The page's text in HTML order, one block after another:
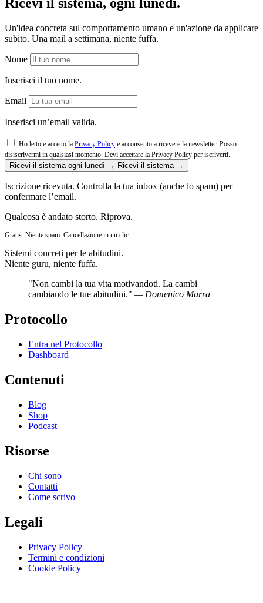
Ricevi il sistema, ogni lunedì.
Un'idea concreta sul comportamento umano e un'azione da applicare
subito. Una mail a settimana, niente fuffa.
Nome
Inserisci il tuo nome.
Email
Inserisci un’email valida.
Ho letto e accetto la Privacy Policy e acconsento a ricevere la newsletter. Posso
disiscrivermi in qualsiasi momento.
Devi accettare la Privacy Policy per iscriverti.
Ricevi il sistema ogni lunedì → Ricevi il sistema →
Iscrizione ricevuta. Controlla la tua inbox (anche lo spam) per
confermare l’email.
Qualcosa è andato storto. Riprova.
Gratis. Niente spam. Cancellazione in un clic.
Sistemi concreti per le abitudini.
Niente guru, niente fuffa.
"Non cambi la tua vita motivandoti. La cambi
cambiando le tue abitudini." — Domenico Marra
Protocollo
Entra nel Protocollo
Dashboard
Contenuti
Blog
Shop
Podcast
Risorse
Chi sono
Contatti
Come scrivo
Legali
Privacy Policy
Termini e condizioni
Cookie Policy